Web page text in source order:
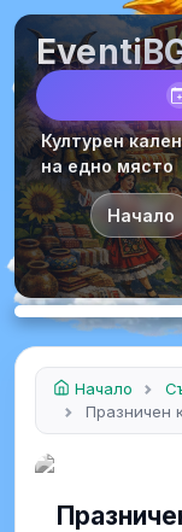
Културен
на едно място
Начало
Начало
Празничен